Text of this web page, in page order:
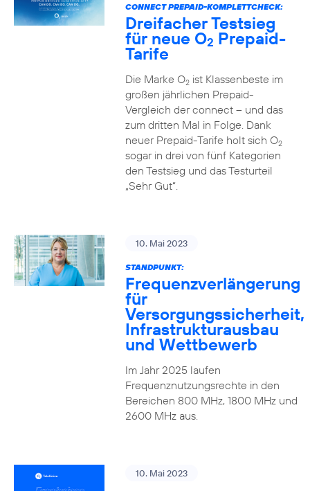
CONNECT PREPAID-KOMPLETTCHECK:
Dreifacher Testsieg
für neue O2 Prepaid-
Tarife
Die Marke O2ist Klassenbeste im
großen jährlichen Prepaid-
Vergleich der connect – und das
zum dritten Mal in Folge. Dank
neuer Prepaid-Tarife holt sich O2
sogar in drei von fünf Kategorien
den Testsieg und das Testurteil
„Sehr Gut“.
10. Mai 2023
STANDPUNKT:
Frequenzverlängerung
für
Versorgungssicherheit,
Infrastrukturausbau
und Wettbewerb
Im Jahr 2025 laufen
Frequenznutzungsrechte in den
Bereichen 800 MHz, 1800 MHz und
2600 MHz aus.
10. Mai 2023